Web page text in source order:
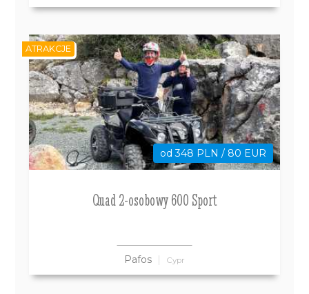
od 348 PLN / 80 EUR
Quad 2-osobowy 600 Sport
Pafos Cypr
ATRAKCJE